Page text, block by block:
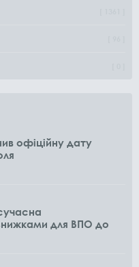
офіційну дату
для ВПО до